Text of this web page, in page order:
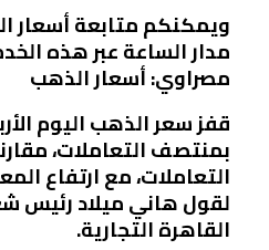
ويمكنكم متابعة أسعار
مدار الساعة عبر هذه
مصراوي: أسعار الذهب
بمنتصف التعاملات،
التعاملات، مع ارتفاع
لقول هاني ميلاد رئيس
القاهرة التجارية.